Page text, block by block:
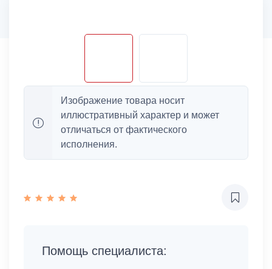
Изображение товара носит
иллюстративный характер и может
отличаться от фактического
исполнения.
Помощь специалиста: